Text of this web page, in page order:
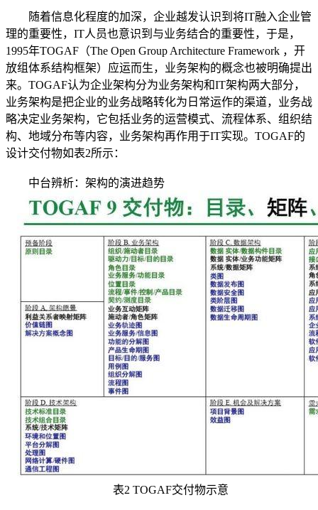
随着信息化程度的加深，企业越发认识到将IT融入企业管
理的重要性，IT人员也意识到与业务结合的重要性，于是，
1995年TOGAF（The Open Group Architecture Framework ，开
放组体系结构框架）应运而生，业务架构的概念也被明确提出
来。TOGAF认为企业架构分为业务架构和IT架构两大部分，
业务架构是把企业的业务战略转化为日常运作的渠道，业务战
略决定业务架构，它包括业务的运营模式、流程体系、组织结
构、地域分布等内容，业务架构再作用于IT实现。TOGAF的
设计交付物如表2所示：
中台辨析：架构的演进趋势
表2 TOGAF交付物示意